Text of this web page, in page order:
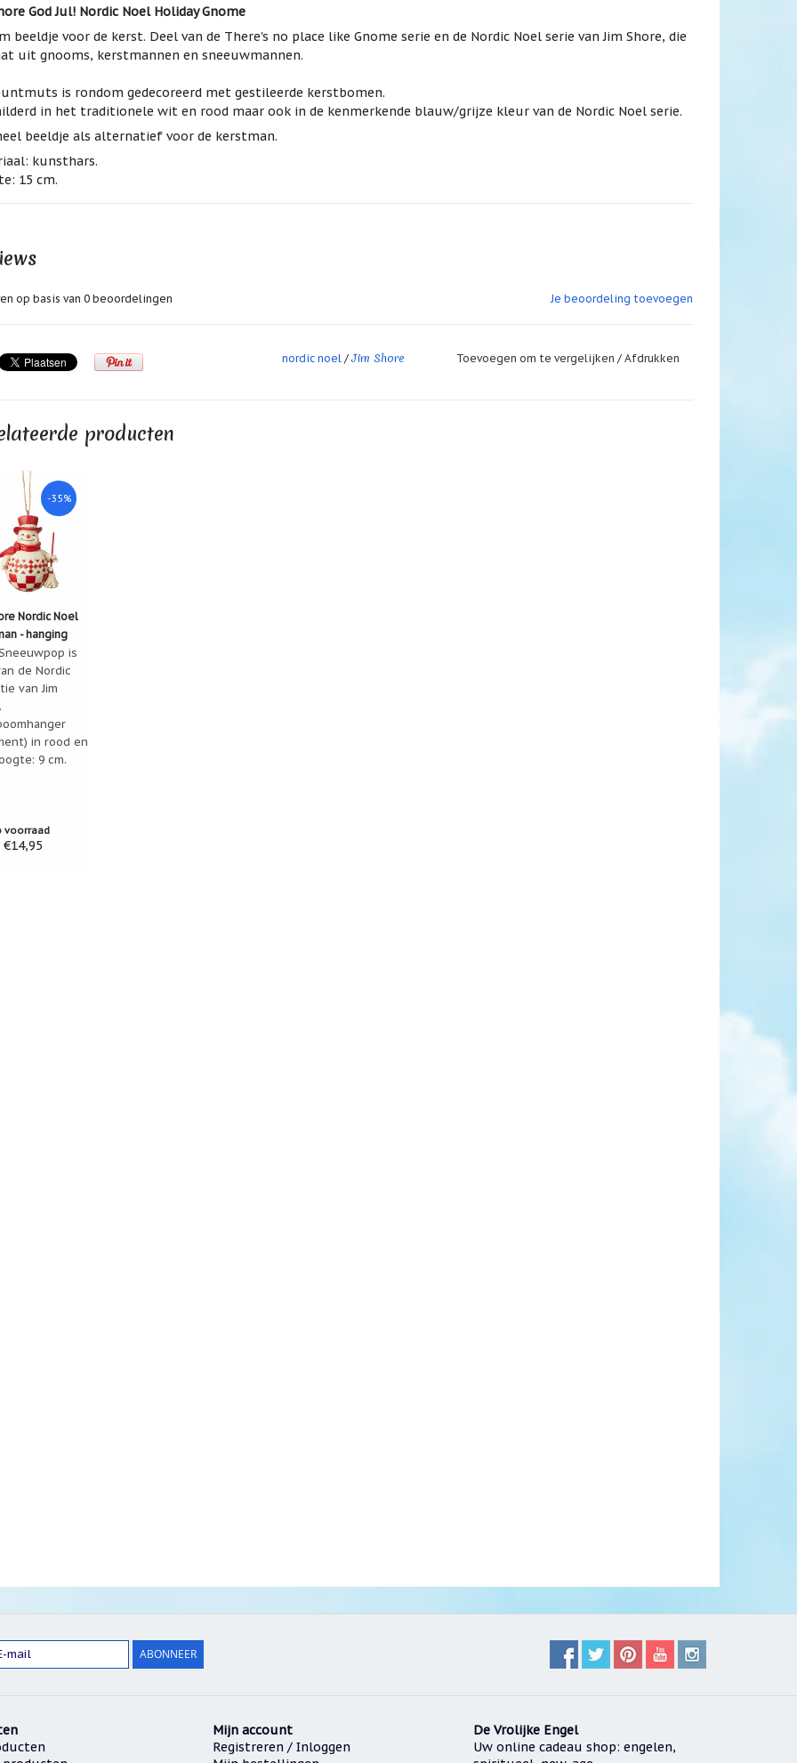
God Jul! Nordic Noel Holiday Gnome
beeldje voor de kerst. Deel van de There's no place like Gnome serie en de Nordic Noel serie van Jim Shore, die
uit gnooms, kerstmannen en sneeuwmannen.
is rondom gedecoreerd met gestileerde kerstbomen.
in het traditionele wit en rood maar ook in de kenmerkende blauw/grijze kleur van de Nordic Noel serie.
beeldje als alternatief voor de kerstman.
kunsthars.
15 cm.
Je beoordeling toevoegen
op basis van 0beoordelingen
nordic noel /Jim Shore Toevoegen om te vergelijken / Afdrukken
producten
-35%
Nordic Noel
- hanging
is
de Nordic
van Jim
in rood en
9 cm.
voorraad
€14,95
ABONNEER
Mijn account
Registreren / Inloggen
De Vrolijke Engel
Uw online cadeau shop: engelen,